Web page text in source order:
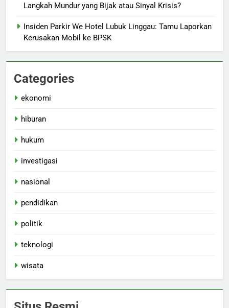
Langkah Mundur yang Bijak atau Sinyal Krisis?
Insiden Parkir We Hotel Lubuk Linggau: Tamu Laporkan
Kerusakan Mobil ke BPSK
Categories
ekonomi
hiburan
hukum
investigasi
nasional
pendidikan
politik
teknologi
wisata